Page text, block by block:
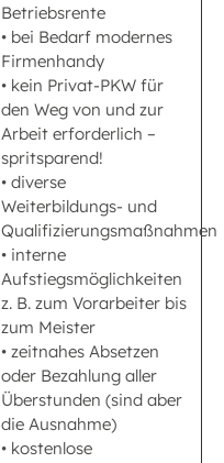
Betriebsrente
• bei Bedarf modernes
Firmenhandy
• kein Privat-PKW für
den Weg von und zur
Arbeit erforderlich –
spritsparend!
• diverse
Weiterbildungs- und
Qualifizierungsmaßnahmen
• interne
Aufstiegsmöglichkeiten
z. B. zum Vorarbeiter bis
zum Meister
• zeitnahes Absetzen
oder Bezahlung aller
Überstunden (sind aber
die Ausnahme)
• kostenlose